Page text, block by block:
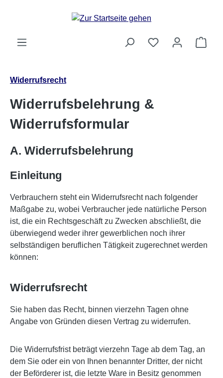
Zum Hauptinhalt springen
Widerrufsrecht
Widerrufsbelehrung &
Widerrufsformular
A. Widerrufsbelehrung
Einleitung
Verbrauchern steht ein Widerrufsrecht nach folgender
Maßgabe zu, wobei Verbraucher jede natürliche Person
ist, die ein Rechtsgeschäft zu Zwecken abschließt, die
überwiegend weder ihrer gewerblichen noch ihrer
selbständigen beruflichen Tätigkeit zugerechnet werden
können:
Widerrufsrecht
Sie haben das Recht, binnen vierzehn Tagen ohne
Angabe von Gründen diesen Vertrag zu widerrufen.
Die Widerrufsfrist beträgt vierzehn Tage ab dem Tag, an
dem Sie oder ein von Ihnen benannter Dritter, der nicht
der Beförderer ist, die letzte Ware in Besitz genommen